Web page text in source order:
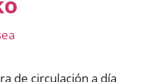
de circulación a día